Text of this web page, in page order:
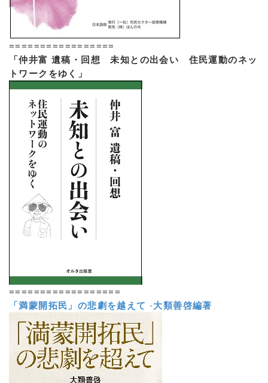
=================
「仲井富 遺稿・回想 未知との出会い 住民運動のネッ
トワークをゆく」
==================
「満蒙開拓民」の悲劇を越えて -大類善啓編著